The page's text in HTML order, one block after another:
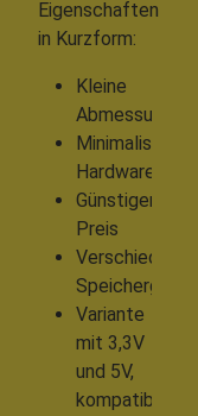
Eigenschaften
in Kurzform:
Kleine
Abmessungen
Minimalistische
Hardware
Günstiger
Preis
Verschiedene
Speichergrößen
Variante
mit 3,3V
und 5V,
kompatibel